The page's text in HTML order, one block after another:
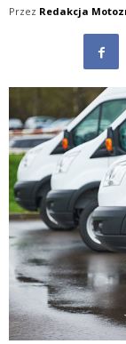
Przez Redakcja